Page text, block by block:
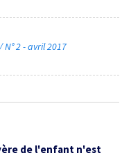
2 - avril 2017
de l'enfant n'est